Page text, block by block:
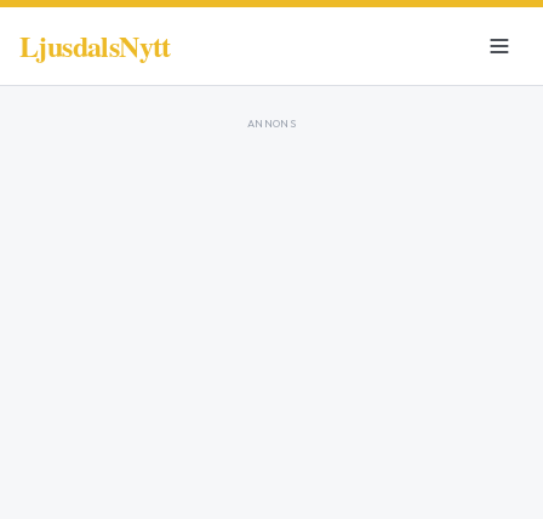
LjusdalsNytt
ANNONS